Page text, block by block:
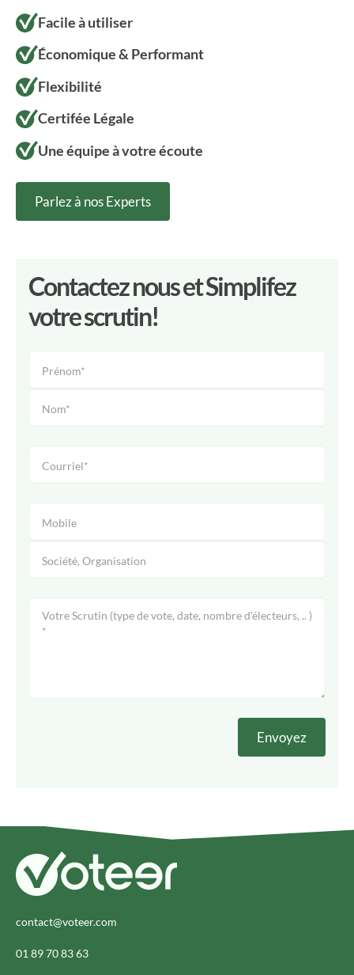
Facile à utiliser
Économique & Performant
Flexibilité
Certifée Légale
Une équipe à votre écoute
Parlez à nos Experts
Contactez nous et Simplifez
votre scrutin!
contact@voteer.com
01 89 70 83 63